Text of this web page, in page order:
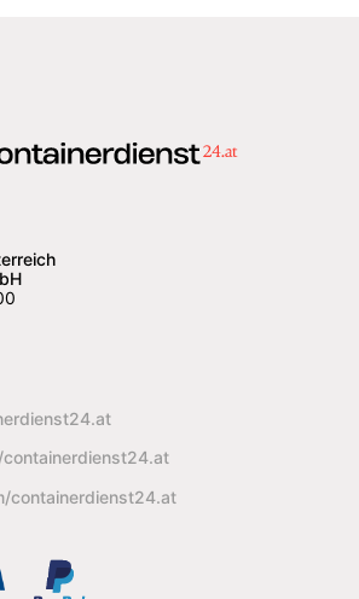
containerdienst24.at